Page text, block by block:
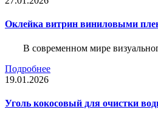
Оклейка витрин виниловыми
В современном мире
Подробнее
19.01.2026
Уголь кокосовый для очистки